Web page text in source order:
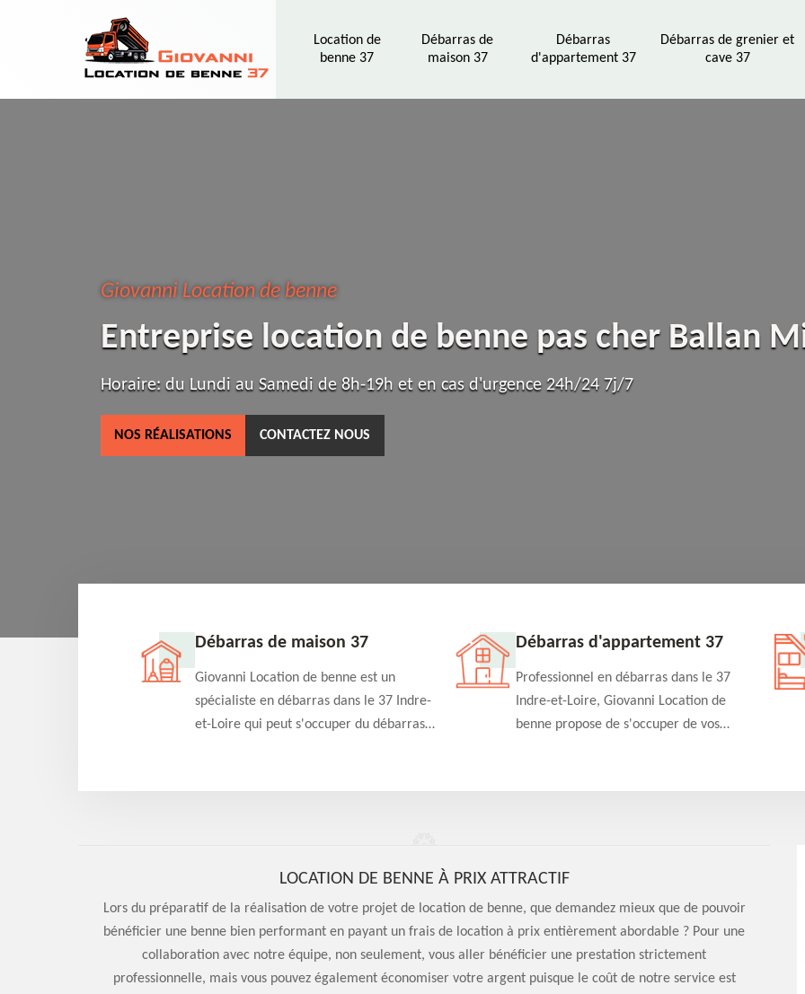
Location de
benne 37
Débarras de
maison 37
Débarras
d'appartement 37
Débarras de grenier et
cave 37
Giovanni Location de benne
Entreprise location de benne pas cher Ballan
Horaire: du Lundi au Samedi de 8h-19h et en cas d'urgence 24h/24 7j/7
NOS RÉALISATIONS CONTACTEZ NOUS
37 Débarras de maison 37
Giovanni Location de benne est un
spécialiste en débarras dans le 37 Indre-
et-Loire qui peut s'occuper du débarras
et efficace
Débarras d'appartement 37
Professionnel en débarras dans le 37
Indre-et-Loire, Giovanni Location de
benne propose de s'occuper de vos
qualité en toute circonstance
LOCATION DE BENNE À PRIX ATTRACTIF
Lors du préparatif de la réalisation de votre projet de location de benne, que demandez mieux que de pouvoir
bénéficier une benne bien performant en payant un frais de location à prix entièrement abordable ? Pour une
collaboration avec notre équipe, non seulement, vous aller bénéficier une prestation strictement
professionnelle, mais vous pouvez également économiser votre argent puisque le coût de notre service est